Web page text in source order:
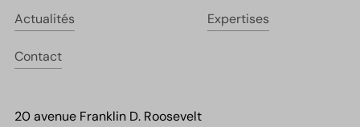
Actualités Expertises
Contact
20 avenue Franklin D. Roosevelt